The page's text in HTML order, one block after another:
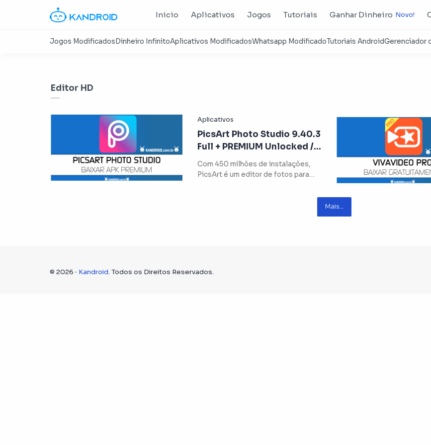
Inicio Aplicativos Jogos Tutoriais Ganhar Dinheiro
Editor HD
PicsArt Photo Studio 9.40.3
Full + PREMIUM Unlocked /
Atualizado.
Com 450 milhões de instalações,
PicsArt é um editor de fotos para
© 2026 ‧ Kandroid. Todos os Direitos Reservados.